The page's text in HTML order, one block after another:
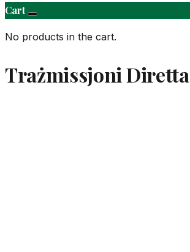
Cart
No products in the cart.
Trażmissjoni Diretta